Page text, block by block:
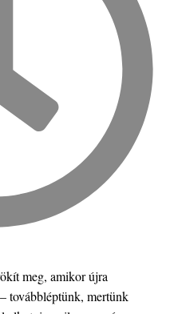
meg, amikor újra
továbbléptünk, mertünk